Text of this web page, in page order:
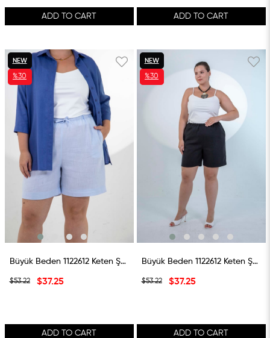
ADD TO CART ADD TO CART
Büyük Beden 1122612 Keten Şort Mavi
$37.25
$53.22
ADD TO CART
NEW
ITEM
%30
SALE
%30SALE
Büyük Beden 1122612 Keten Şort Siyah
$37.25
$53.22
ADD TO CART
NEW
ITEM
%30